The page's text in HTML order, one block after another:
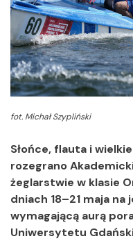
fot. Michał Szypliński
Słońce, flauta i
rozegrano
żeglarstwie w klasie
dniach 18–21 maja na
wymagającą aurą
Uniwersytetu